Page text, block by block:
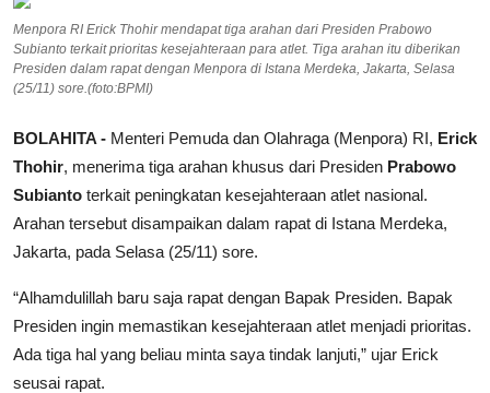
Menpora RI Erick Thohir mendapat tiga arahan dari Presiden Prabowo
Subianto terkait prioritas kesejahteraan para atlet. Tiga arahan itu diberikan
Presiden dalam rapat dengan Menpora di Istana Merdeka, Jakarta, Selasa
(25/11) sore.(foto:BPMI)
BOLAHITA - Menteri Pemuda dan Olahraga (Menpora) RI, Erick
Thohir, menerima tiga arahan khusus dari Presiden Prabowo
Subianto terkait peningkatan kesejahteraan atlet nasional.
Arahan tersebut disampaikan dalam rapat di Istana Merdeka,
Jakarta, pada Selasa (25/11) sore.
“Alhamdulillah baru saja rapat dengan Bapak Presiden. Bapak
Presiden ingin memastikan kesejahteraan atlet menjadi prioritas.
Ada tiga hal yang beliau minta saya tindak lanjuti,” ujar Erick
seusai rapat.